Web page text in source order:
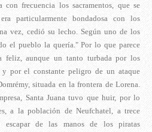
frecuencia los sacramentos, que se
particularmente bondadosa con los
vez, cedió su lecho. Según uno de los
el pueblo la quería." Por lo que parece
feliz, aunque un tanto turbada por los
y por el constante peligro de un ataque
situada en la frontera de Lorena.
Santa Juana tuvo que huir, por lo
a la población de Neufchatel, a trece
escapar de las manos de los piratas